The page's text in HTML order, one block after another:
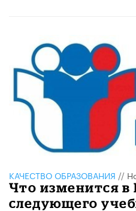
КАЧЕСТВО ОБРАЗОВАНИЯ //
Что изменится в
следующего